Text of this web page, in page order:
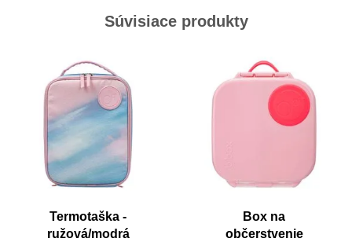
Súvisiace produkty
Termotaška -
ružová/modrá
Box na
občerstvenie